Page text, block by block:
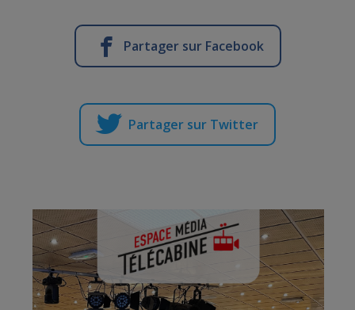
Partager sur Facebook
Partager sur Twitter